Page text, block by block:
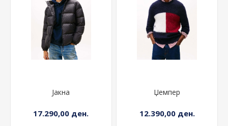
Јакна
17.290,00 ден.
Џемпер
12.390,00 ден.